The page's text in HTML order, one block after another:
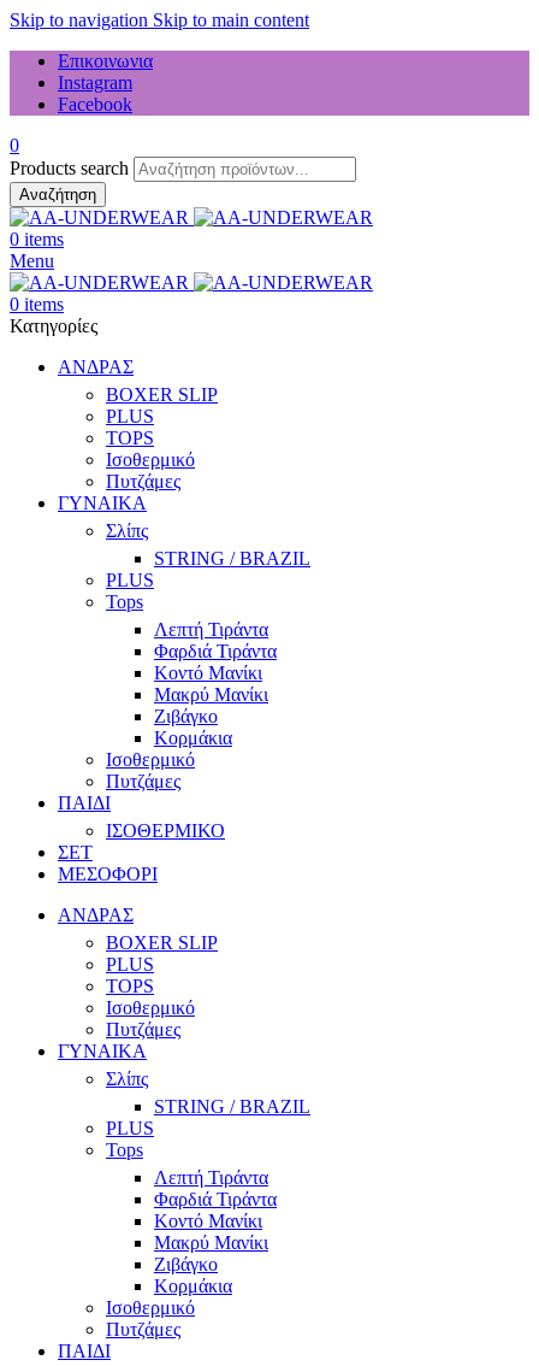
Skip to navigation Skip to main content
Επικοινωνια
Instagram
Facebook
0
Products search
Αναζήτηση
0 items
Menu
0 items
Κατηγορίες
ΑΝΔΡΑΣ
BOXER SLIP
PLUS
TOPS
Ισοθερμικό
Πυτζάμες
ΓΥΝΑΙΚΑ
Σλίπς
STRING / BRAZIL
PLUS
Tops
Λεπτή Τιράντα
Φαρδιά Τιράντα
Κοντό Μανίκι
Μακρύ Μανίκι
Ζιβάγκο
Κορμάκια
Ισοθερμικό
Πυτζάμες
ΠΑΙΔΙ
ΙΣΟΘΕΡΜΙΚΟ
ΣΕΤ
ΜΕΣΟΦΟΡΙ
ΑΝΔΡΑΣ
BOXER SLIP
PLUS
TOPS
Ισοθερμικό
Πυτζάμες
ΓΥΝΑΙΚΑ
Σλίπς
STRING / BRAZIL
PLUS
Tops
Λεπτή Τιράντα
Φαρδιά Τιράντα
Κοντό Μανίκι
Μακρύ Μανίκι
Ζιβάγκο
Κορμάκια
Ισοθερμικό
Πυτζάμες
ΠΑΙΔΙ